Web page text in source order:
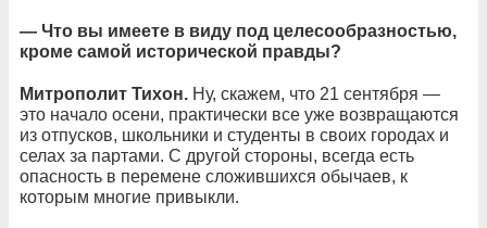
— Что вы имеете в виду под целесообразностью,
кроме самой исторической правды?
Митрополит Тихон. Ну, скажем, что 21 сентября —
это начало осени, практически все уже возвращаются
из отпусков, школьники и студенты в своих городах и
селах за партами. С другой стороны, всегда есть
опасность в перемене сложившихся обычаев, к
которым многие привыкли.